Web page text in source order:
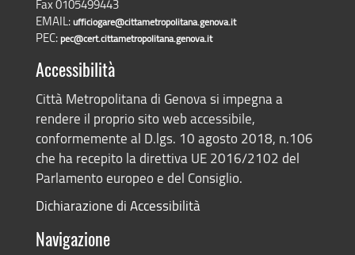
Fax 0105499443
EMAIL:ufficiogare@cittametropolitana.genova.it
PEC:pec@cert.cittametropolitana.genova.it
Accessibilità
Città Metropolitana di Genova si impegna a
rendere il proprio sito web accessibile,
conformemente al D.lgs. 10 agosto 2018, n.106
che ha recepito la direttiva UE 2016/2102 del
Parlamento europeo e del Consiglio.
Dichiarazione di Accessibilità
Navigazione